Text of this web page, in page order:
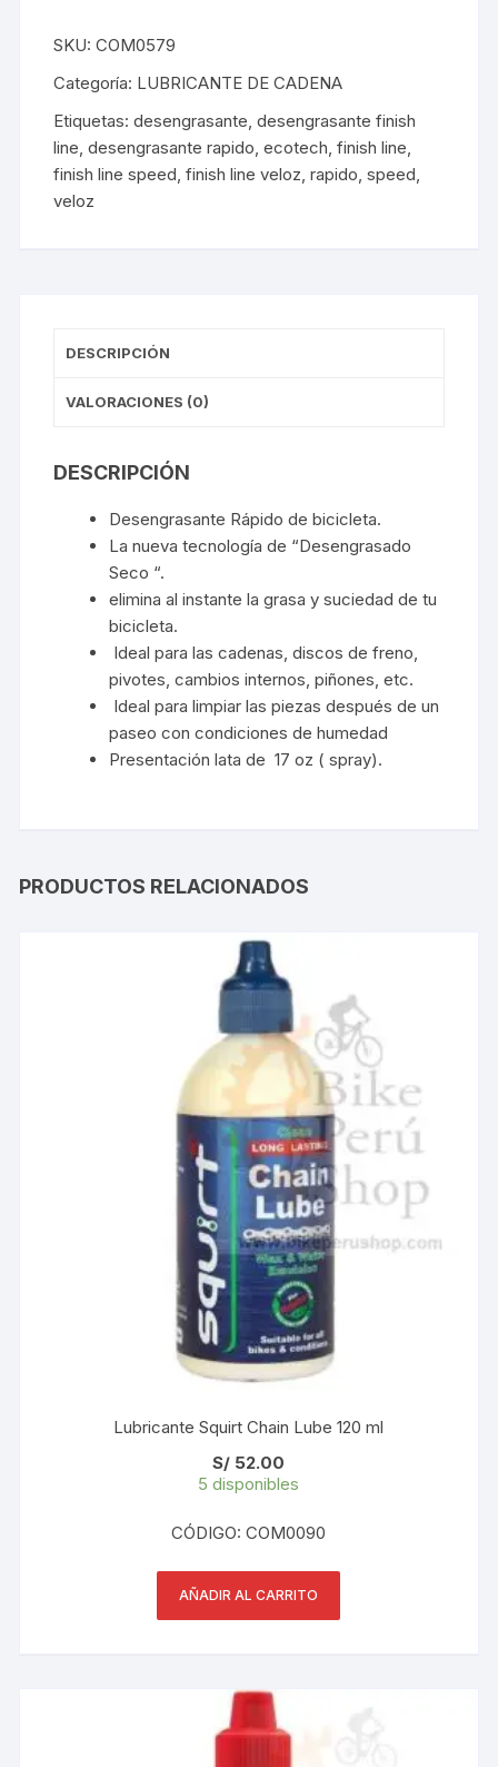
oz
SKU:COM0579
Categoría: LUBRICANTE DE CADENA
Etiquetas:desengrasante ,desengrasante finish
line ,desengrasante rapido ,ecotech ,finish line
finish line speed ,finish line veloz ,rapido ,speed
veloz
DESCRIPCIÓN
VALORACIONES (0)
DESCRIPCIÓN
Desengrasante Rápido de bicicleta.
La nueva tecnología de “Desengrasado
Seco “.
elimina al instante la grasa y suciedad de tu
bicicleta.
Ideal para las cadenas, discos de freno,
pivotes, cambios internos, piñones, etc.
Ideal para limpiar las piezas después de un
paseo con condiciones de humedad
Presentación lata de 17 oz ( spray).
PRODUCTOS RELACIONADOS
Lubricante Squirt Chain Lube 120 ml
S/ 52.00
5 disponibles
CÓDIGO: COM0090
AÑADIR AL CARRITO